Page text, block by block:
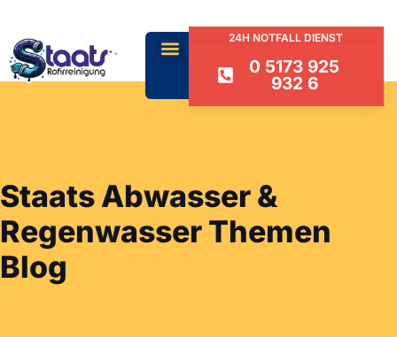
24H NOTFALL DIENST
0 5173 925
932 6
Staats Abwasser &
Regenwasser Themen
Blog